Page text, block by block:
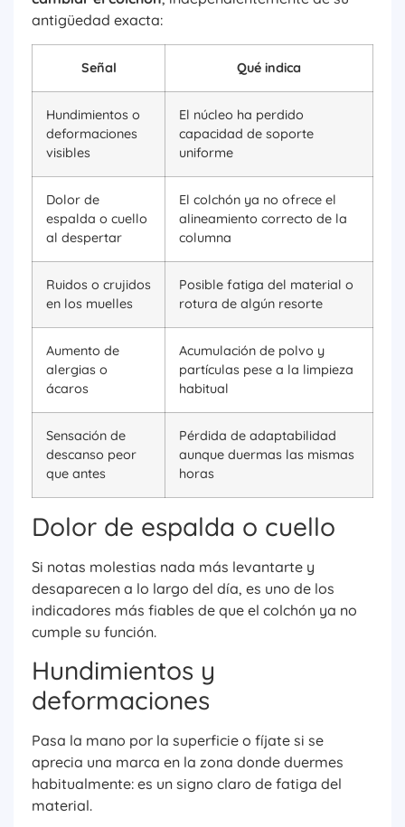
antigüedad exacta:
Señal Qué indica
Hundimientos o
deformaciones
visibles
El núcleo ha perdido
capacidad de soporte
uniforme
Dolor de
espalda o cuello
al despertar
El colchón ya no ofrece el
alineamiento correcto de la
columna
Ruidos o crujidos
en los muelles
Posible fatiga del material o
rotura de algún resorte
Aumento de
alergias o
ácaros
Acumulación de polvo y
partículas pese a la limpieza
habitual
Sensación de
descanso peor
que antes
Pérdida de adaptabilidad
aunque duermas las mismas
horas
Dolor de espalda o cuello
Si notas molestias nada más levantarte y
desaparecen a lo largo del día, es uno de los
indicadores más fiables de que el colchón ya no
cumple su función.
Hundimientos y
deformaciones
Pasa la mano por la superficie o fíjate si se
aprecia una marca en la zona donde duermes
habitualmente: es un signo claro de fatiga del
material.